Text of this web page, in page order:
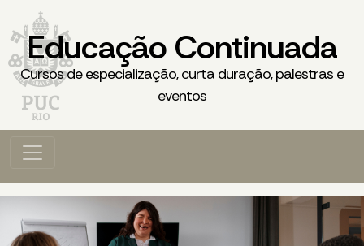
Educação Continuada
Cursos de especialização, curta duração, palestras e
eventos